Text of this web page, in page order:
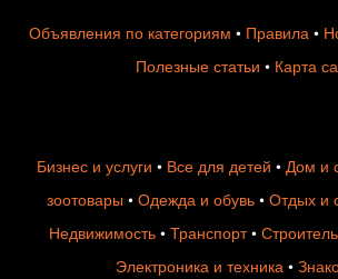
Объявления по категориям • Правила •
Полезные статьи • Карта
Бизнес и услуги • Все для детей • Дом и
зоотовары • Одежда и обувь • Отдых и
Недвижимость• Транспорт•
Электроника и техника •